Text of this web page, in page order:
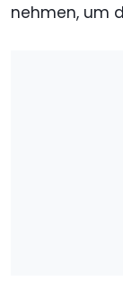
nehmen, um